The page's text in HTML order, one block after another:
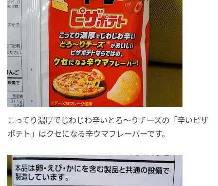
こってり濃厚でじわじわ辛いとろ〜りチーズの「辛いピザ
ポテト」はクセになる辛ウマフレーバーです。